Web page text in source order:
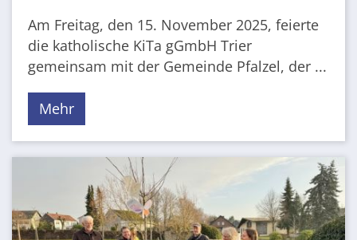
Am Freitag, den 15. November 2025, feierte
die katholische KiTa gGmbH Trier
gemeinsam mit der Gemeinde Pfalzel, der ...
Mehr